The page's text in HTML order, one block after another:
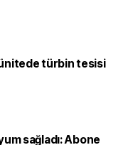
ünitede türbin tesisi
sağladı: Abone